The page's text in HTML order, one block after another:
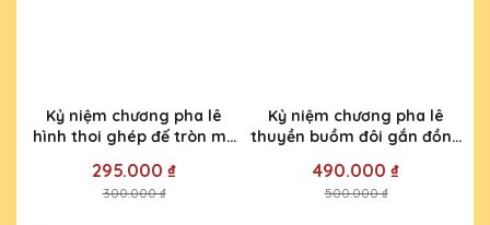
Kỷ niệm chương pha lê
hình thoi ghép đế tròn mã
295.000 ₫
300.000 ₫
Kỷ niệm chương pha lê
thuyền buồm đôi gắn đồng
490.000 ₫
500.000 ₫